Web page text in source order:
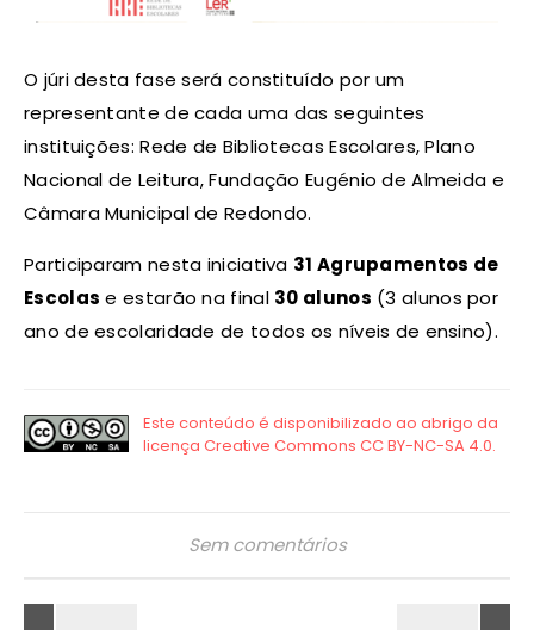
O júri desta fase será constituído por um
representante de cada uma das seguintes
instituições: Rede de Bibliotecas Escolares, Plano
Nacional de Leitura, Fundação Eugénio de Almeida e
Câmara Municipal de Redondo.
Participaram nesta iniciativa 31 Agrupamentos de
Escolas e estarão na final 30 alunos (3 alunos por
ano de escolaridade de todos os níveis de ensino).
Sem comentários